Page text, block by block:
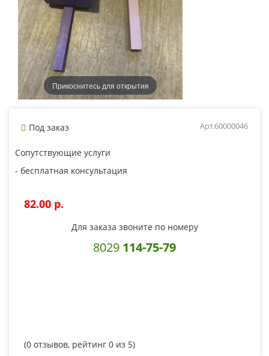
Прикоснитесь для открытия
Под заказ Арт.60000046
Сопутствующие услуги
- бесплатная консультация
82.00 p.
Для заказа звоните по номеру
8029 114-75-79
(0 отзывов, рейтинг 0 из 5)